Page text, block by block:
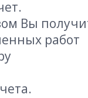
Вы
работ